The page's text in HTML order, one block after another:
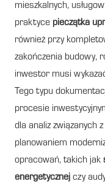
mieszkalnych,
praktyce pieczątka
również przy
zakończenia budowy,
inwestor musi
Tego typu
procesie
dla analiz związanych
planowaniem
opracowań, takich jak
energetycznej czy